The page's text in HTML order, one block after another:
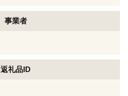
事業者
返礼品ID